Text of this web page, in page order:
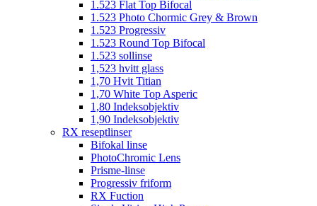
1.523 Flat Top Bifocal
1.523 Photo Chormic Grey & Brown
1.523 Progressiv
1.523 Round Top Bifocal
1.523 sollinse
1,523 hvitt glass
1,70 Hvit Titian
1,70 White Top Asperic
1,80 Indeksobjektiv
1,90 Indeksobjektiv
RX reseptlinser
Bifokal linse
PhotoChromic Lens
Prisme-linse
Progressiv friform
RX Fuction